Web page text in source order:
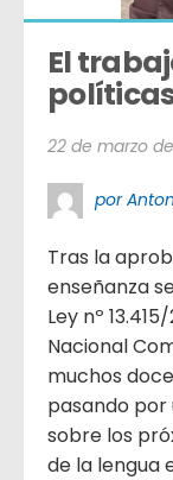
El
22 de marzo
por
Tras la
enseñanza
Ley nº
Nacional
muchos
pasando
sobre los
de la lengua